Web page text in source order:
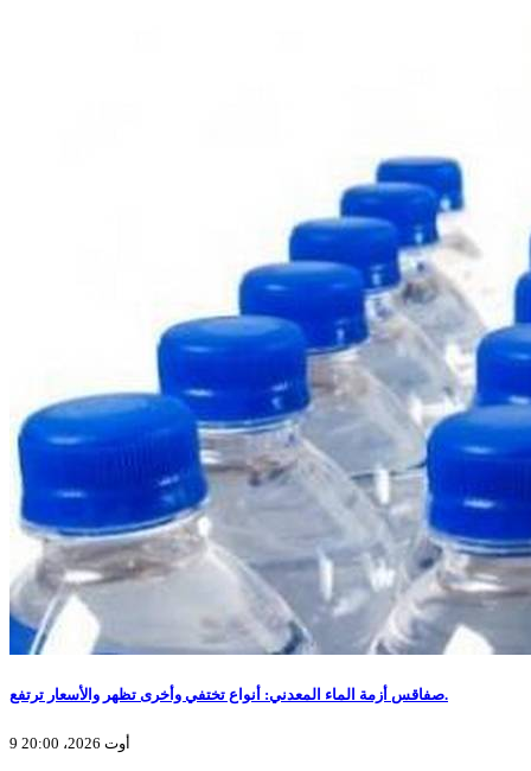
صفاقس أزمة الماء المعدني: أنواع تختفي وأخرى تظهر والأسعار ترتفع.
9 أوت 2026، 20:00